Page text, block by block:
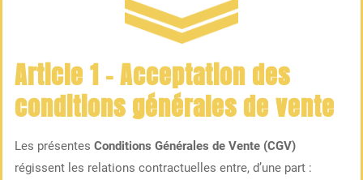
Article 1 – Acceptation des
conditions générales de vente
Les présentes Conditions Générales de Vente (CGV)
régissent les relations contractuelles entre, d’une part :